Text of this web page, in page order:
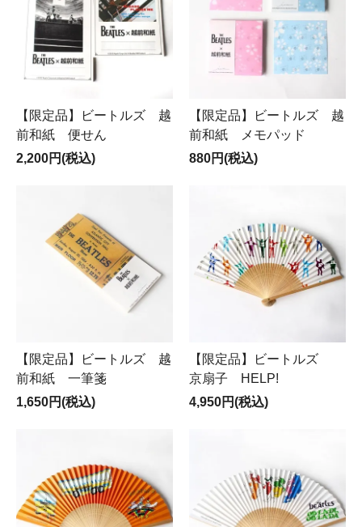
【限定品】ビートルズ 越
前和紙 便せん
2,200円(税込)
【限定品】ビートルズ 越
前和紙 メモパッド
880円(税込)
【限定品】ビートルズ 越
前和紙 一筆箋
1,650円(税込)
【限定品】ビートルズ
京扇子 HELP!
4,950円(税込)